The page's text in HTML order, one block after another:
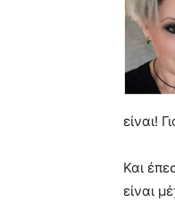
είναι!
Και
είναι